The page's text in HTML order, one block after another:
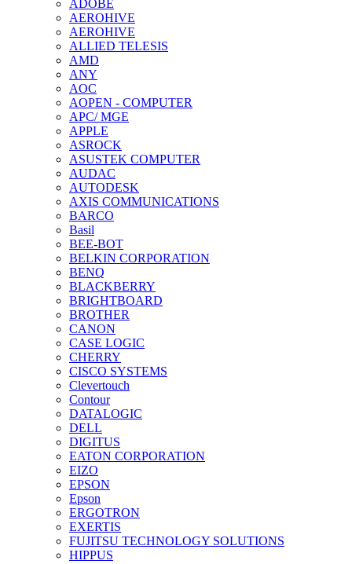
ADOBE
AEROHIVE
AEROHIVE
ALLIED TELESIS
AMD
ANY
AOC
AOPEN - COMPUTER
APC/ MGE
APPLE
ASROCK
ASUSTEK COMPUTER
AUDAC
AUTODESK
AXIS COMMUNICATIONS
BARCO
Basil
BEE-BOT
BELKIN CORPORATION
BENQ
BLACKBERRY
BRIGHTBOARD
BROTHER
CANON
CASE LOGIC
CHERRY
CISCO SYSTEMS
Clevertouch
Contour
DATALOGIC
DELL
DIGITUS
EATON CORPORATION
EIZO
EPSON
Epson
ERGOTRON
EXERTIS
FUJITSU TECHNOLOGY SOLUTIONS
HIPPUS